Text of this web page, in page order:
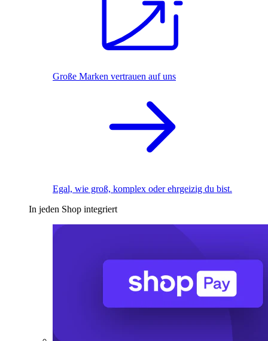
Große Marken vertrauen auf uns
Egal, wie groß, komplex oder ehrgeizig du bist.
In jeden Shop integriert